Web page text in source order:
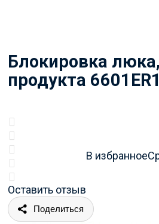
Блокировка
продукта
Оставить отзыв
В избранное
Поделиться